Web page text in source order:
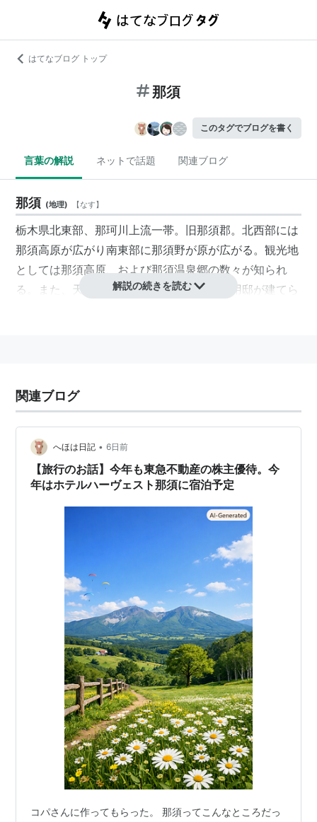
はてなブログ トップ
那須
このタグでブログを書く
言葉の解説 ネットで話題 関連ブログ
那須 (地理) 【なす】
栃木県北東部、那珂川上流一帯。旧那須郡。北西部には
那須高原が広がり南東部に那須野が原が広がる。観光地
としては那須高原、および那須温泉郷の数々が知られ
る。また、天皇や皇族の別荘である那須御用邸が建てら
県大田原市、那須塩原市、那須町で導入。
解説の続きを読む
関連ブログ
へほは日記 • 6日前
【旅行のお話】今年も東急不動産の株主優待。今
年はホテルハーヴェスト那須に宿泊予定
コパさんに作ってもらった。 那須ってこんなところだっ